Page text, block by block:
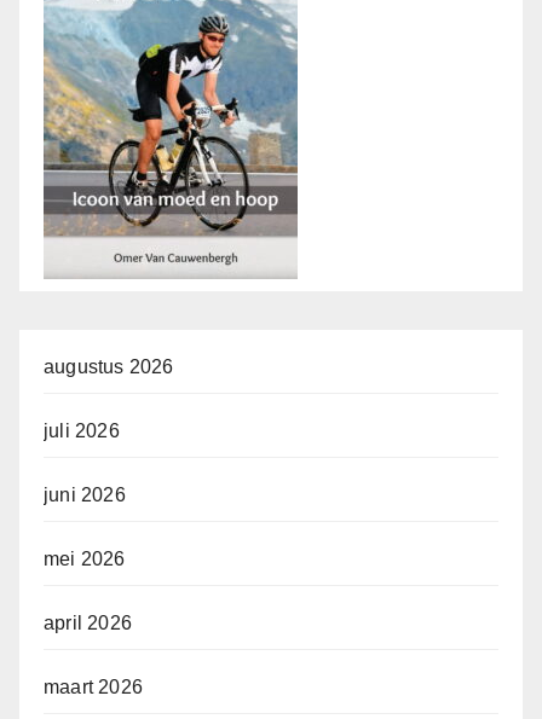
augustus 2026
juli 2026
juni 2026
mei 2026
april 2026
maart 2026